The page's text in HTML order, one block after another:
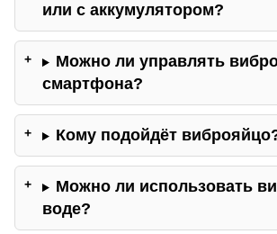
или с аккумулятором?
Можно ли управлять
смартфона?
Кому подойдёт
Можно ли использовать
воде?